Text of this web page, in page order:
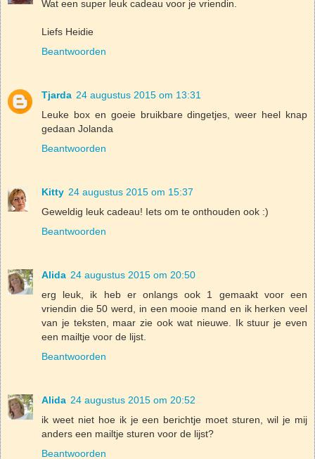
Wat een super leuk cadeau voor je vriendin.
Liefs Heidie
Beantwoorden
Tjarda 24 augustus 2015 om 13:31
Leuke box en goeie bruikbare dingetjes, weer heel knap
gedaan Jolanda
Beantwoorden
Kitty 24 augustus 2015 om 15:37
Geweldig leuk cadeau! Iets om te onthouden ook :)
Beantwoorden
Alida 24 augustus 2015 om 20:50
erg leuk, ik heb er onlangs ook 1 gemaakt voor een
vriendin die 50 werd, in een mooie mand en ik herken veel
van je teksten, maar zie ook wat nieuwe. Ik stuur je even
een mailtje voor de lijst.
Beantwoorden
Alida 24 augustus 2015 om 20:52
ik weet niet hoe ik je een berichtje moet sturen, wil je mij
anders een mailtje sturen voor de lijst?
Beantwoorden